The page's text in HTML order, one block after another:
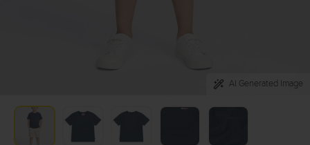
AI Generated Image